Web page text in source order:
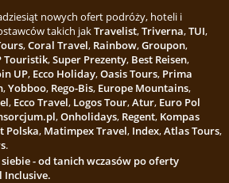
nowych ofert podróży, hoteli i
takich jakTravelist,Triverna,TUI,
,Coral Travel, Rainbow,Groupon,
Touristik,Super Prezenty, Best Reisen,
UP, Ecco Holiday,Oasis Tours, Prima
,Yobboo, Rego-Bis, Europe Mountains,
, Ecco Travel, Logos Tour,Atur, Euro Pol
,Onholidays, Regent, Kompas
Polska, Matimpex Travel, Index,Atlas Tours,
.
- od tanich wczasów po oferty
Inclusive.